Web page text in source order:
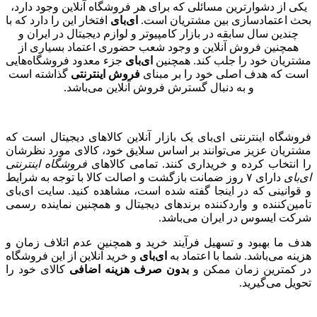
یکی از دشوارترین مسائلی که برای هر فروشگاه آنلاین وجود دارد،
بحث اعتمادسازی بین مشتریان است. ای‌بای افتخار این را دارد که با
چندین سال سابقه در بازار کامپیوتر و لوازم دیجیتال در ایران و
همچنین فروش آنلاین و وجود شعب حضوری اعتماد بسیاری از
مشتریان خود را جلب کند. همچنین ایبای جزء معدود فروشگاه‌هایی
است که هدف اصلی خود را بر مبنای فروش اینترنتی گذاشته است
و به دنبال گسترش فروش آنلاین می‌باشد.
فروشگاه اینترنتی ای‌بای یک بازار آنلاین کالاهای دیجیتال است که
مشتریان عزیز می‌توانند بر اساس سلایق خود، کالای مورد نظرشان
را انتخاب کرده و خریداری کنند. تمامی کالاهای فروشگاه اینترنتی
ای‌بای
دارای ۷ روز ضمانت بازگشت و اصالت کالا با توجه به شرایط
و قوانینی که در اینجا گفته شده است، مشاهده کنید. سایت ای‌بای
تامین‌کننده و واردکننده برند‌های دیجیتال و همچنین نماینده رسمی
شرکت ایسوس در ایران می‌باشد.
هدف ما بهبود و تسهیل فرآیند خرید و همچنین عدم اتلاف زمان و
هزینه می‌باشد. شما با اعتماد به ایبای و خرید آنلاین از این فروشگاه
در کمترین زمان ممکن و بدون صرف هزینه اضافی کالای خود را
تحویل می‌گیرید.